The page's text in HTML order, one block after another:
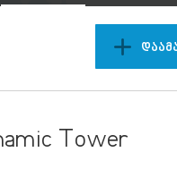
Tower